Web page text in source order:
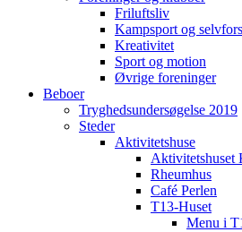
Friluftsliv
Kampsport og
Kreativitet
Sport og motion
Øvrige foreninger
Beboer
Tryghedsundersøgelse 2019
Steder
Aktivitetshuse
Aktivitetshuset
Rheumhus
Café Perlen
T13-Huset
Menu i